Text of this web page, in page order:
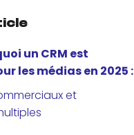
un CRM est
les médias en 2025 :
et